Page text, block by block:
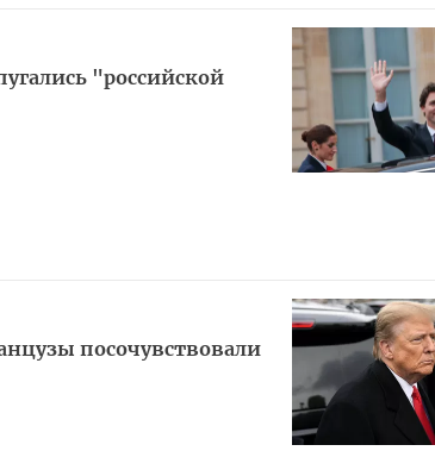
"российской
посочувствовали